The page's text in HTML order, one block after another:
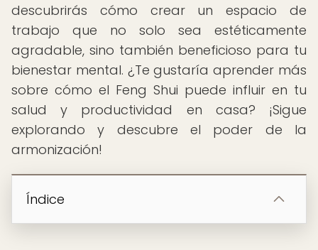
descubrirás cómo crear un espacio de
trabajo que no solo sea estéticamente
agradable, sino también beneficioso para tu
bienestar mental. ¿Te gustaría aprender más
sobre cómo el Feng Shui puede influir en tu
salud y productividad en casa? ¡Sigue
explorando y descubre el poder de la
armonización!
Índice